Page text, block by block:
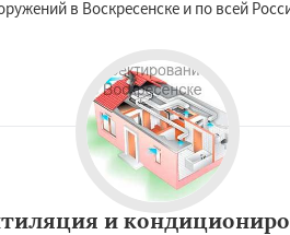
в Воскресенске и по всей
и